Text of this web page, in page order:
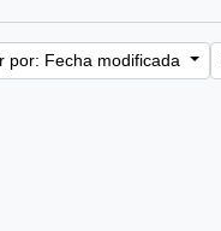
por: Fecha modificada